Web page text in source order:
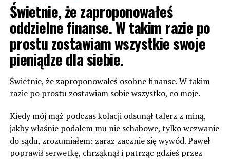
Świetnie, że zaproponowałeś
oddzielne finanse. W takim razie po
prostu zostawiam wszystkie swoje
pieniądze dla siebie.
Świetnie, że zaproponowałeś osobne finanse. W takim
razie po prostu zostawiam sobie wszystko, co moje.
Kiedy mój mąż podczas kolacji odsunął talerz z miną,
jakby właśnie podałem mu nie schabowe, tylko wezwanie
do sądu, zrozumiałem: zaraz zacznie się wywód. Paweł
poprawił serwetkę, chrząknął i patrząc gdzieś przez